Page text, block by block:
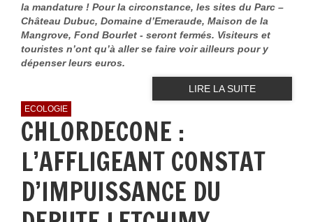
la mandature ! Pour la circonstance, les sites du Parc –
Château Dubuc, Domaine d’Emeraude, Maison de la
Mangrove, Fond Bourlet - seront fermés. Visiteurs et
touristes n’ont qu’à aller se faire voir ailleurs pour y
dépenser leurs euros.
LIRE LA SUITE
ECOLOGIE
CHLORDECONE :
L’AFFLIGEANT CONSTAT
D’IMPUISSANCE DU